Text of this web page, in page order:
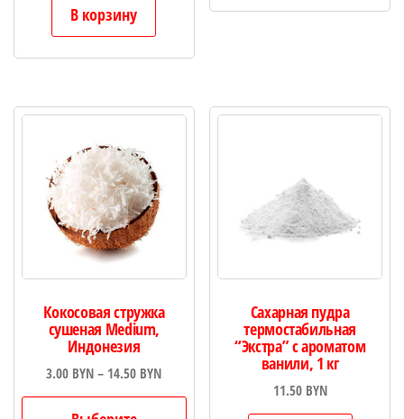
В корзину
Кокосовая стружка
сушеная Medium,
Индонезия
3.00 BYN – 14.50 BYNДиапазон
цен:Этот
Сахарная пудра
термостабильная
“Экстра” с ароматом
ванили, 1 кг
11.50 BYN